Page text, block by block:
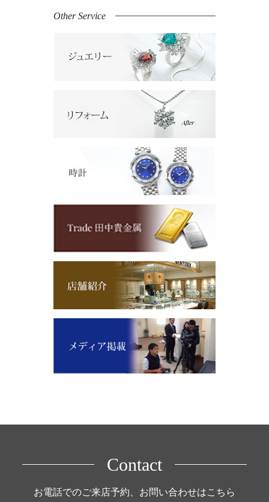
Other Service
Contact
お電話でのご来店予約、お問い合わせはこちら